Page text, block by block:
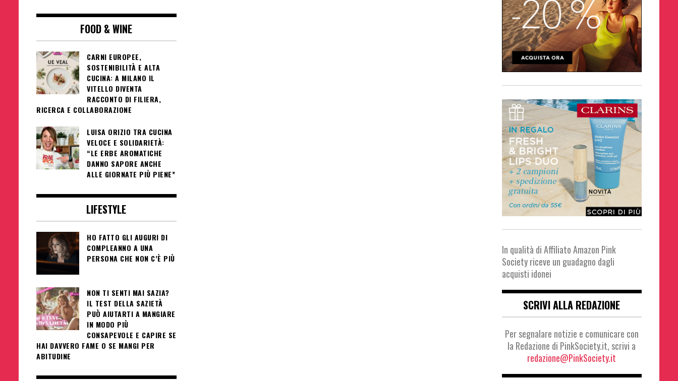
FOOD & WINE
CARNI EUROPEE,
SOSTENIBILITÀ E ALTA
CUCINA: A MILANO IL
VITELLO DIVENTA
RACCONTO DI FILIERA,
RICERCA E COLLABORAZIONE
LUISA ORIZIO TRA CUCINA
VELOCE E SOLIDARIETÀ:
“LE ERBE AROMATICHE
DANNO SAPORE ANCHE
ALLE GIORNATE PIÙ PIENE”
LIFESTYLE
HO FATTO GLI AUGURI DI
COMPLEANNO A UNA
PERSONA CHE NON C’È PIÙ
NON TI SENTI MAI SAZIA?
IL TEST DELLA SAZIETÀ
PUÒ AIUTARTI A MANGIARE
IN MODO PIÙ
CONSAPEVOLE E CAPIRE SE
HAI DAVVERO FAME O SE MANGI PER
ABITUDINE
In qualità di Affiliato Amazon Pink
Society riceve un guadagno dagli
acquisti idonei
SCRIVI ALLA REDAZIONE
Per segnalare notizie e comunicare con
la Redazione di PinkSociety.it, scrivi a
redazione@PinkSociety.it